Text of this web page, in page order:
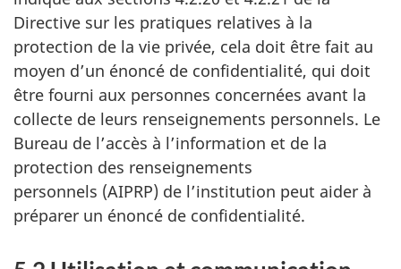
Directive sur les pratiques relatives à la
protection de la vie privée, cela doit être fait au
moyen d’un énoncé de confidentialité, qui doit
être fourni aux personnes concernées avant la
collecte de leurs renseignements personnels. Le
Bureau de l’accès à l’information et de la
protection des renseignements
personnels (AIPRP) de l’institution peut aider à
préparer un énoncé de confidentialité.